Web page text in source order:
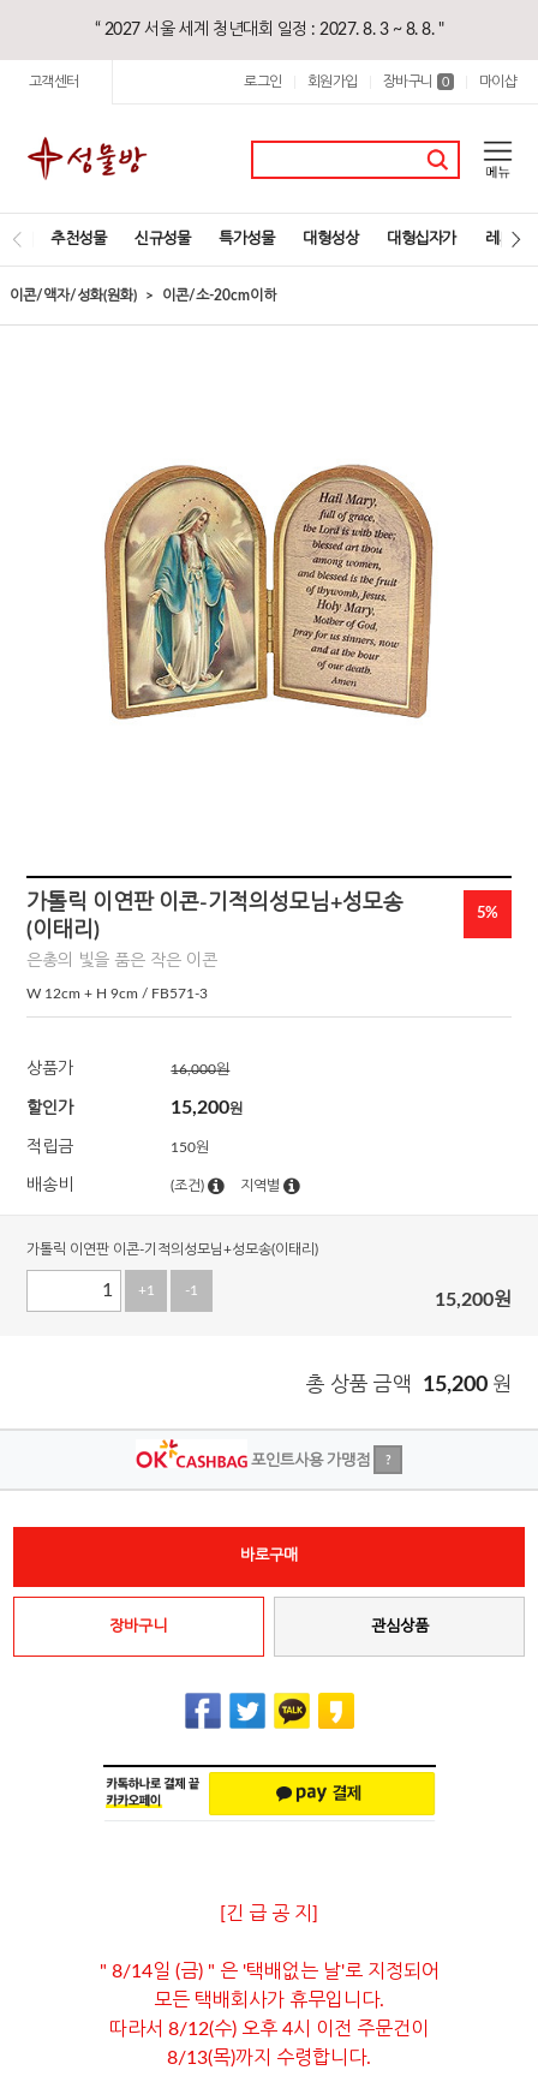
“ 2027 서울 세계 청년대회 일정 : 2027. 8. 3 ~ 8. 8. "
고객센터 로그인 회원가입 장바구니 0 마이샵
추천성물 신규성물 특가성물 대형성상 대형십자가 레지오
이콘/액자/성화(원화) 이콘/소-20cm이하
가톨릭 이연판 이콘-기적의성모님+성모송
(이태리)
은총의 빛을 품은 작은 이콘
W 12cm + H 9cm / FB571-3
5%
상품가 16,000원
할인가 15,200원
적립금 150원
배송비 (조건) 지역별
가톨릭 이연판 이콘-기적의성모님+성모송(이태리)
+1 -1 15,200원
총 상품 금액 15,200 원
포인트사용 가맹점 ?
바로구매
장바구니 관심상품
[긴 급 공 지]
" 8/14일 (금) " 은 '택배없는 날'로 지정되어
모든 택배회사가 휴무입니다.
따라서 8/12(수) 오후 4시 이전 주문건이
8/13(목)까지 수령합니다.